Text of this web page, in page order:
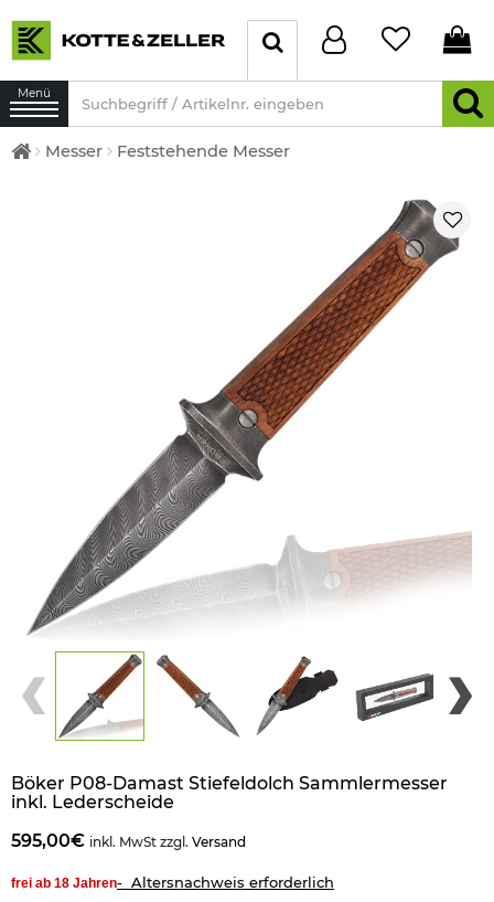
Menü
Messer Feststehende Messer
Böker P08-Damast Stiefeldolch Sammlermesser
inkl. Lederscheide
595,00€ inkl. MwSt zzgl. Versand
frei ab 18 Jahren- Altersnachweis erforderlich